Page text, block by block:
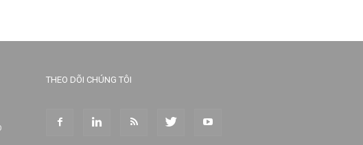
THEO DÕI CHÚNG TÔI